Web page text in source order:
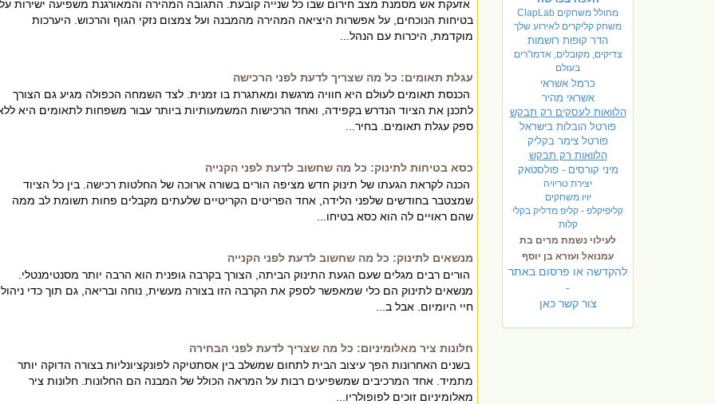
מחולל משחקים ClapLab
משחק קליקרים לאירוע שלך
הדר קופות רושמות
צדיקים, מקובלים, אדמו"רים
בעולם
כרמל אשראי
אשראי מהיר
הלוואות לעסקים רק תבקש
פורטל הובלות בישראל
פורטל צימר בקליק
הלוואות רק תבקש
מיני קורסים - פולסטאק
יצירת טריויה
יויו משחקים
קליפיקלפ - קליפ מדליק בקלי
קלות
לעילוי נשמת מרים בת
עמנואל ועזרא בן יוסף
להקדשה או פרסום באתר
-
צור קשר כאן
אזעקת אש מסמנת מצב חירום שבו כל שנייה קובעת. התגובה המהירה והמאורגנת משפיעה ישירות על
בטיחות הנוכחים, על אפשרות היציאה המהירה מהמבנה ועל צמצום נזקי הגוף והרכוש. היערכות
מוקדמת, היכרות עם הנהל...
עגלת תאומים: כל מה שצריך לדעת לפני הרכישה
הכנסת תאומים לעולם היא חוויה מרגשת ומאתגרת בו זמנית. לצד השמחה הכפולה מגיע גם הצורך
לתכנן את הציוד הנדרש בקפידה, ואחד הרכישות המשמעותיות ביותר עבור משפחות לתאומים היא
ספק עגלת תאומים. בחיר...
כסא בטיחות לתינוק: כל מה שחשוב לדעת לפני הקנייה
הכנה לקראת הגעתו של תינוק חדש מציפה הורים בשורה ארוכה של החלטות רכישה. בין כל הציוד
שמצטבר בחודשים שלפני הלידה, אחד הפריטים הקריטיים שלעתים מקבלים פחות תשומת לב ממה
שהם ראויים לה הוא כסא בטיחו...
מנשאים לתינוק: כל מה שחשוב לדעת לפני הקנייה
הורים רבים מגלים שעם הגעת התינוק הביתה, הצורך בקרבה גופנית הוא הרבה יותר מסנטימנטלי.
מנשאים לתינוק הם כלי שמאפשר לספק את הקרבה הזו בצורה מעשית, נוחה ובריאה, גם תוך כדי ניהול
חיי היומיום. אבל ב...
חלונות ציר מאלומיניום: כל מה שצריך לדעת לפני הבחירה
בשנים האחרונות הפך עיצוב הבית לתחום שמשלב בין אסתטיקה לפונקציונליות בצורה הדוקה יותר
מתמיד. אחד המרכיבים שמשפיעים רבות על המראה הכולל של המבנה הם החלונות. חלונות ציר
מאלומיניום זוכים לפופולריו...